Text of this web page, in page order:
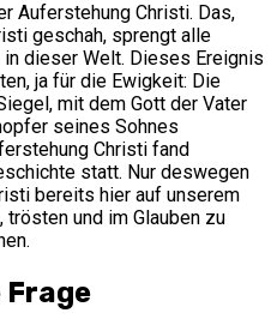
Auferstehung Christi. Das,
geschah, sprengt alle
dieser Welt. Dieses Ereignis
ja für die Ewigkeit: Die
mit dem Gott der Vater
seines Sohnes
Christi fand
statt. Nur deswegen
bereits hier auf unserem
trösten und im Glauben zu